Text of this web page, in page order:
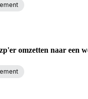
omzetten naar een